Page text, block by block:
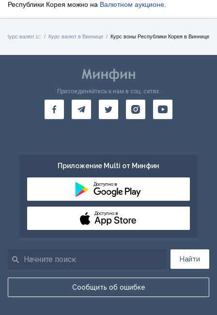
Республики Корея можно на Валютном аукционе
Курс валют 📈 Курс валют в Виннице Курс воны Республики Корея в Виннице
Найти
Сообщить об ошибке
Присоединяйтесь к нам в соц. сетях:
Приложение Multi от Минфин
Доступно в
Доступно в